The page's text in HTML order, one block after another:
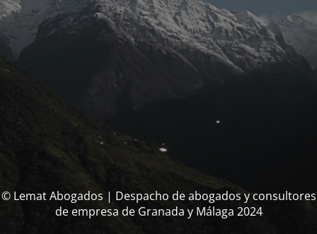
© Lemat Abogados | Despacho de abogados y consultores
de empresa de Granada y Málaga 2024